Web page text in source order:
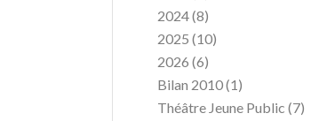
2024(8)
2025 (10)
2026 (6)
Bilan 2010(1)
Théâtre Jeune Public (7)